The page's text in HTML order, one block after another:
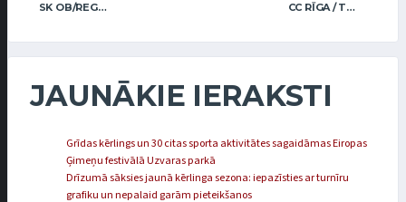
SK OB/REGŽA MEN CC RĪGA / TRUKŠĀNS
JAUNĀKIE IERAKSTI
Grīdas kērlings un 30 citas sporta aktivitātes sagaidāmas Eiropas
Ģimeņu festivālā Uzvaras parkā
Drīzumā sāksies jaunā kērlinga sezona: iepazīsties ar turnīru
grafiku un nepalaid garām pieteikšanos